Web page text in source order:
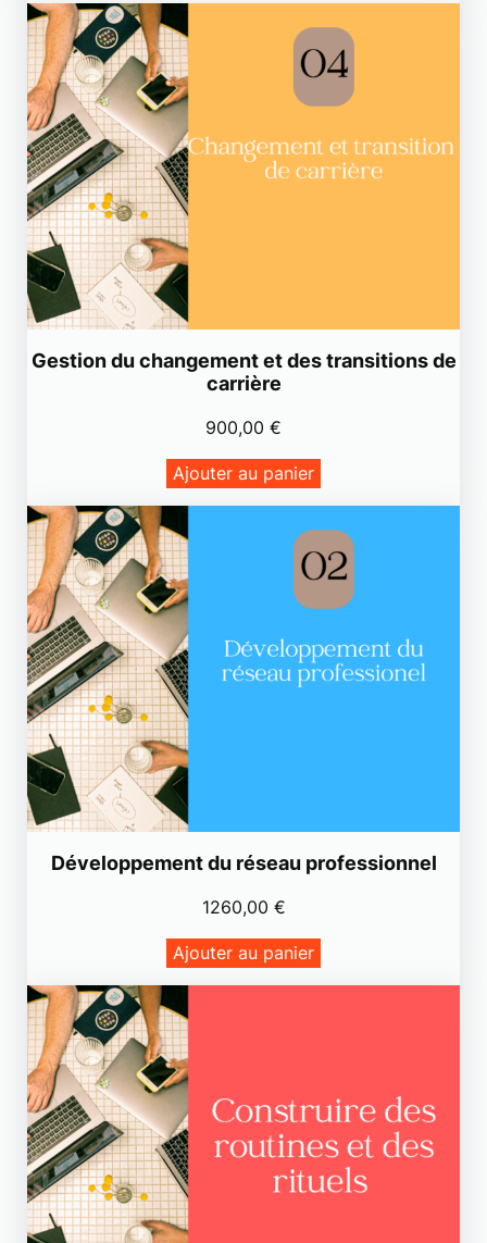
p
r
e
n
e
u
r
i
a
l
e
s
Gestion du changement et des transitions de
carrière
900,00 €
Ajouter au panier
Développement du réseau professionnel
1260,00 €
Ajouter au panier